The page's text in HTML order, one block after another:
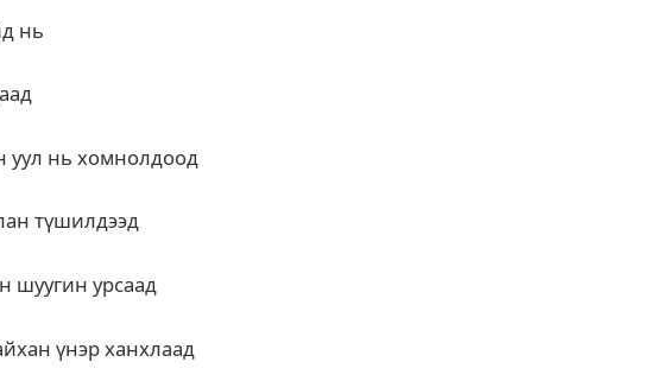
нь
уул нь хомнолдоод
түшилдээд
шуугин урсаад
үнэр ханхлаад